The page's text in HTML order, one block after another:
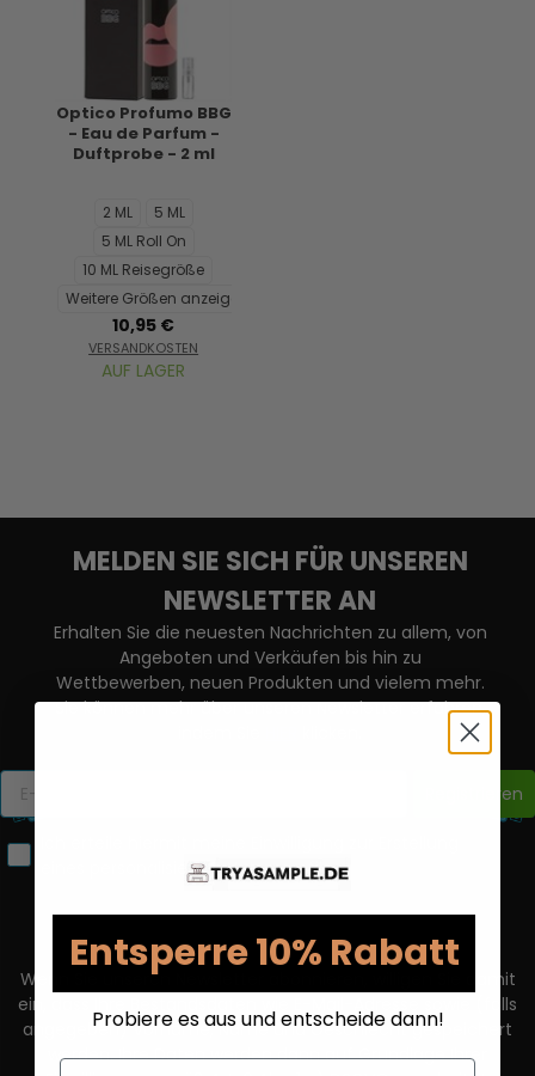
Optico Profumo BBG
- Eau de Parfum -
Duftprobe - 2 ml
2 ML
5 ML
5 ML Roll On
10 ML Reisegröße
Weitere Größen anzeigen...
10,95 €
VERSANDKOSTEN
AUF LAGER
MELDEN SIE SICH FÜR UNSEREN
NEWSLETTER AN
Erhalten Sie die neuesten Nachrichten zu allem, von
Angeboten und Verkäufen bis hin zu
Wettbewerben, neuen Produkten und vielem mehr.
Sie können mehr über unseren Newsletter erfahren,
Registrieren
eines personalisierten Nutzerprofils.
Wenn Sie unseren Newsletter abonnieren, willigen Sie damit
ein, dass Ihre Bestandsdaten wie E-Mail-Adresse sowie (falls
angegeben) Vorname, Name und Geschlecht gespeichert
werden. Ihre Daten werden dann auf Grundlage Ihrer
Entsperre 10% Rabatt
Probiere es aus und entscheide dann!